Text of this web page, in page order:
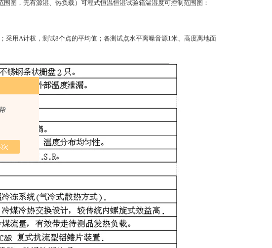
图，无有源湿、热负载）可程式恒温恒湿试验箱温湿度可控制范围图：
用A计权，测试8个点的平均值；各测试点水平离噪音源1米、高度离地面